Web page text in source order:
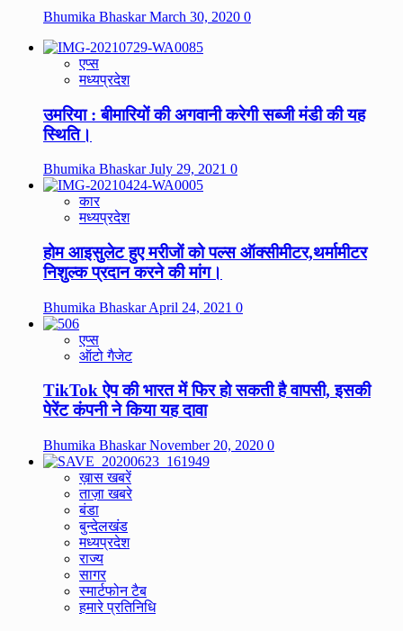
Bhumika BhaskarMarch 30, 2020 0
एप्स
मध्यप्रदेश
उमरिया : बीमारियों की अगवानी करेगी सब्जी मंडी की यह
स्थिति।
Bhumika BhaskarJuly 29, 2021 0
कार
मध्यप्रदेश
होम आइसुलेट हुए मरीजों को पल्स ऑक्सीमीटर,थर्मामीटर
निशुल्क प्रदान करने की मांग।
Bhumika BhaskarApril 24, 2021 0
एप्स
ऑटो गैजेट
TikTok ऐप की भारत में फिर हो सकती है वापसी, इसकी
पेरेंट कंपनी ने किया यह दावा
Bhumika BhaskarNovember 20, 2020 0
ख़ास खबरें
ताज़ा खबरे
बंडा
बुन्देलखंड
मध्यप्रदेश
राज्य
सागर
स्मार्टफोन टैब
हमारे प्रतिनिधि